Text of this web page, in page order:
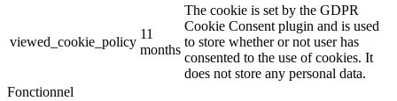
viewed_cookie_policy
11
months
The cookie is set by the GDPR
Cookie Consent plugin and is used
to store whether or not user has
consented to the use of cookies. It
does not store any personal data.
Fonctionnel